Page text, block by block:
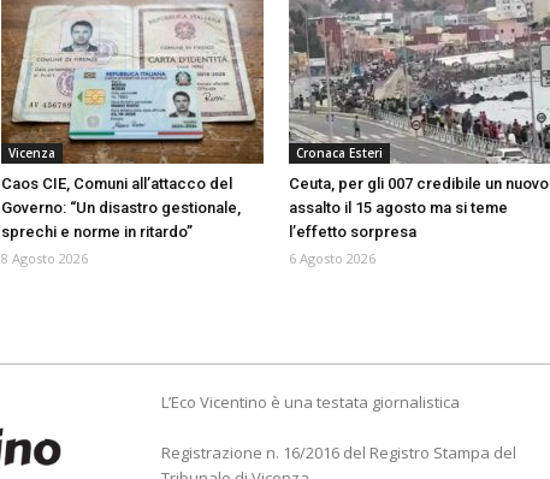
Vicenza
Caos CIE, Comuni all’attacco del
Governo: “Un disastro gestionale,
sprechi e norme in ritardo”
8 Agosto 2026
Cronaca Esteri
Ceuta, per gli 007 credibile un nuovo
assalto il 15 agosto ma si teme
l’effetto sorpresa
6 Agosto 2026
L’Eco Vicentino è una testata giornalistica
Registrazione n. 16/2016 del Registro Stampa del